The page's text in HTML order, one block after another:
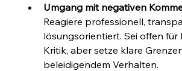
Umgang mit negativen
Reagiere professionell,
lösungsorientiert. Sei offen für
Kritik, aber setze klare
beleidigendem Verhalten.